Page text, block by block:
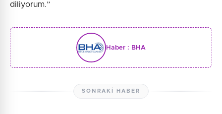
diliyorum.”
Haber : BHA
SONRAKI HABER